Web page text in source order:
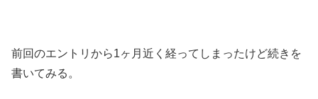
前回のエントリから1ヶ月近く経ってしまったけど続きを
書いてみる。